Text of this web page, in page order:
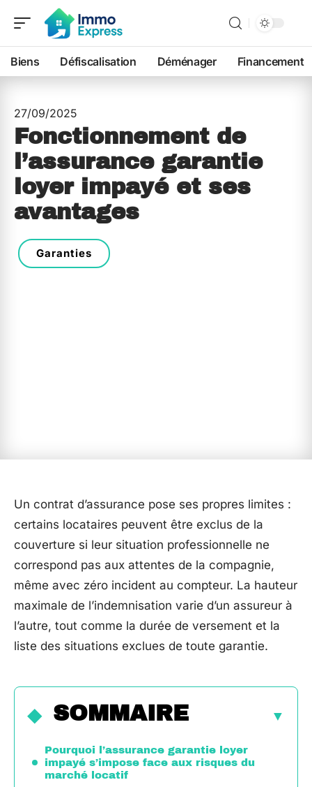
Biens Défiscalisation Déménager Financement
27/09/2025
Fonctionnement de
l’assurance garantie
loyer impayé et ses
avantages
Garanties
Un contrat d’assurance pose ses propres limites :
certains locataires peuvent être exclus de la
couverture si leur situation professionnelle ne
correspond pas aux attentes de la compagnie,
même avec zéro incident au compteur. La hauteur
maximale de l’indemnisation varie d’un assureur à
l’autre, tout comme la durée de versement et la
liste des situations exclues de toute garantie.
SOMMAIRE
Pourquoi l’assurance garantie loyer
impayé s’impose face aux risques du
marché locatif